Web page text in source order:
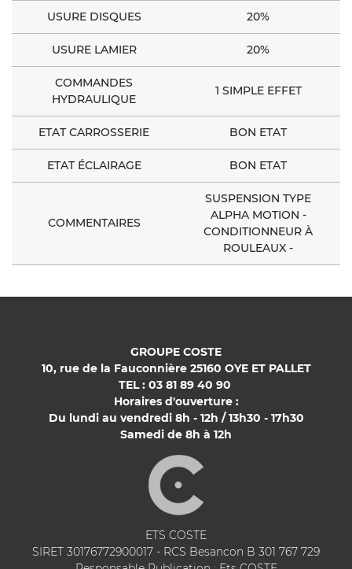
USURE DISQUES 20%
USURE LAMIER 20%
COMMANDES
HYDRAULIQUE
1 SIMPLE EFFET
ETAT CARROSSERIE BON ETAT
ETAT ÉCLAIRAGE BON ETAT
COMMENTAIRES
SUSPENSION TYPE
ALPHA MOTION -
CONDITIONNEUR À
ROULEAUX -
GROUPE COSTE
10, rue de la Fauconnière 25160 OYE ET PALLET
TEL : 03 81 89 40 90
Horaires d'ouverture :
Du lundi au vendredi 8h - 12h / 13h30 - 17h30
Samedi de 8h à 12h
ETS COSTE
SIRET 30176772900017 - RCS Besancon B 301 767 729